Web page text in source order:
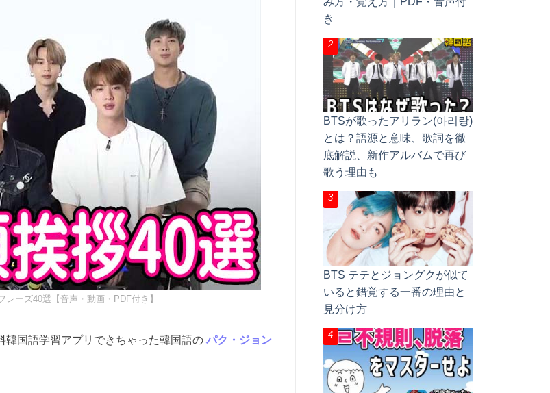
ーズ40選【音声・動画・PDF付き】
国語学習アプリできちゃった韓国語の パク・ジョン
き
BTSが歌ったアリラン(아리랑)
とは？語源と意味、歌詞を徹
底解説、新作アルバムで再び
歌う理由も
BTS テテとジョングクが似て
いると錯覚する一番の理由と
見分け方